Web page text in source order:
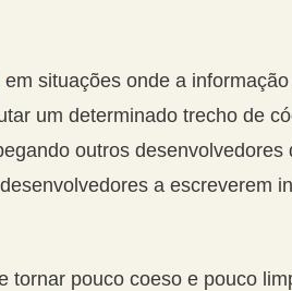
em situações onde a
um determinado trecho de
outros
a escreverem
tornar pouco coeso e pouco